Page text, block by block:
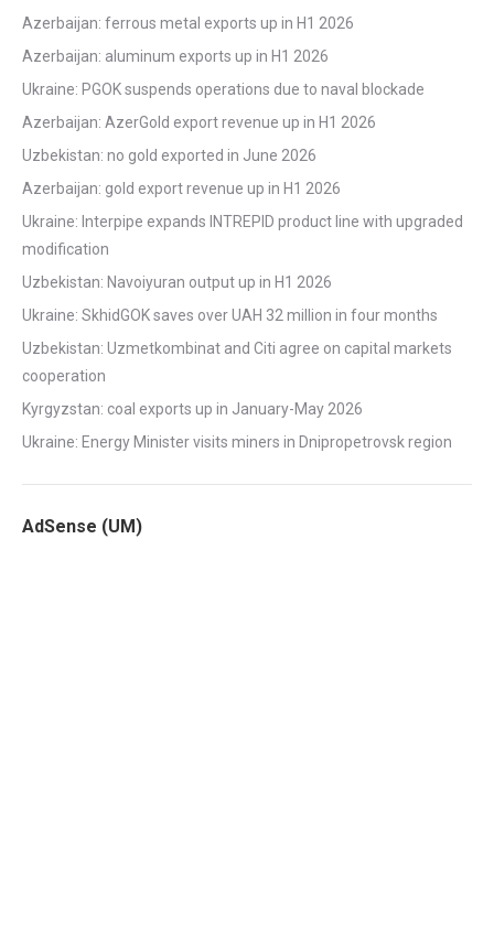
Azerbaijan: ferrous metal exports up in H1 2026
Azerbaijan: aluminum exports up in H1 2026
Ukraine: PGOK suspends operations due to naval blockade
Azerbaijan: AzerGold export revenue up in H1 2026
Uzbekistan: no gold exported in June 2026
Azerbaijan: gold export revenue up in H1 2026
Ukraine: Interpipe expands INTREPID product line with upgraded
modification
Uzbekistan: Navoiyuran output up in H1 2026
Ukraine: SkhidGOK saves over UAH 32 million in four months
Uzbekistan: Uzmetkombinat and Citi agree on capital markets
cooperation
Kyrgyzstan: coal exports up in January-May 2026
Ukraine: Energy Minister visits miners in Dnipropetrovsk region
AdSense (UM)